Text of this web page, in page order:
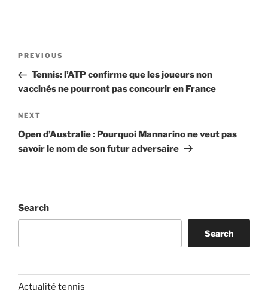
Previous
Post
PREVIOUS
Tennis: l’ATP confirme que les joueurs non
vaccinés ne pourront pas concourir en France
Next
Post
NEXT
Open d’Australie : Pourquoi Mannarino ne veut pas
savoir le nom de son futur adversaire
Search
Search
Actualité tennis